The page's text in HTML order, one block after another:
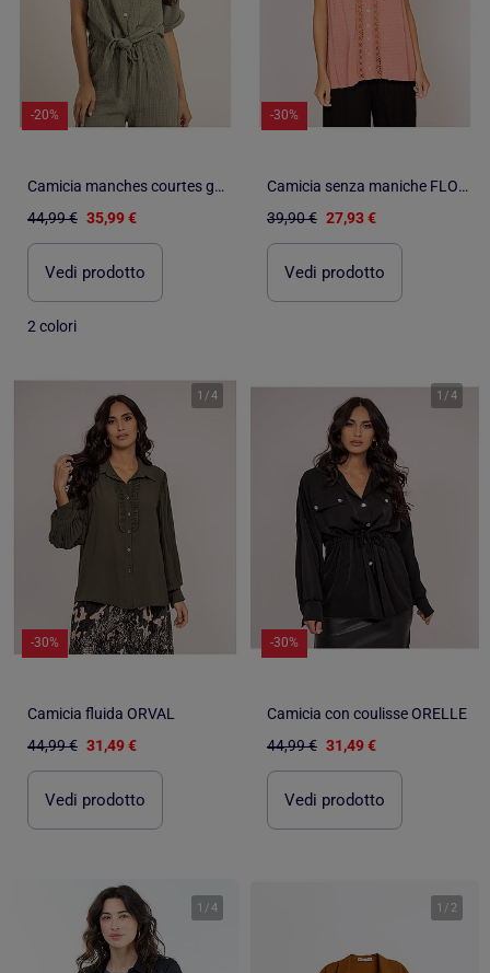
-20%
Camicia manches courtes gaze de coton ODETTE
44,99 € 35,99 €
Vedi prodotto
2 colori
-30%
Camicia senza maniche FLORIDA
39,90 € 27,93 €
Vedi prodotto
1 /4
-30%
Camicia fluida ORVAL
44,99 € 31,49 €
Vedi prodotto
1 /4
-30%
Camicia con coulisse ORELLE
44,99 € 31,49 €
Vedi prodotto
1 /4 1 / 2